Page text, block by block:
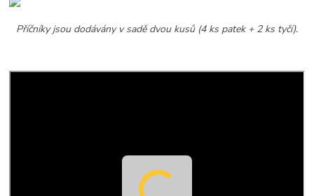
Příčníky jsou dodávány v sadě dvou kusů (4 ks patek + 2 ks tyčí).